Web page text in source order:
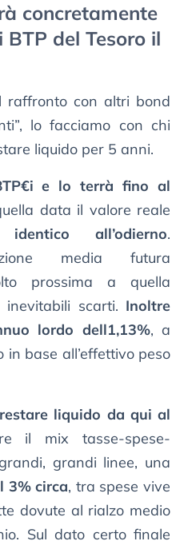
concretamente
del Tesoro il
raffronto con altri bond
lo facciamo con chi
liquido per 5 anni.
e lo terrà fino al
data il valore reale
all’odierno.
media futura
prossima a quella
scarti. Inoltre
lordo dell1,13%, a
base all’effettivo peso
liquido da qui al
il mix tasse-spese-
grandi linee, una
3% circa, tra spese vive
dovute al rialzo medio
Sul dato certo finale